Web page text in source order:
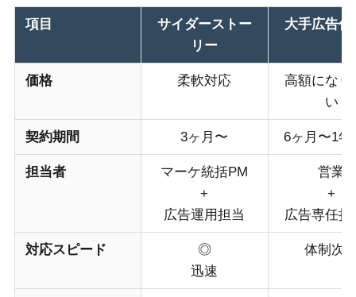
項目
サイダーストー
リー
大手広告代
価格 柔軟対応
高額になり
い
契約期間 3ヶ月〜 6ヶ月〜1年
担当者
マーケ統括PM
+
広告運用担当
営業
+
広告専任担
対応スピード
◎
迅速
体制次